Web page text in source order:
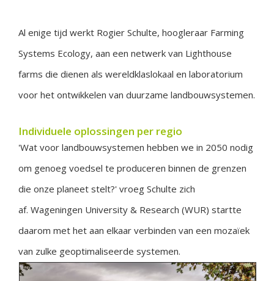
Al enige tijd werkt Rogier Schulte, hoogleraar Farming
Systems Ecology, aan een netwerk van Lighthouse
farms die dienen als wereldklaslokaal en laboratorium
voor het ontwikkelen van duurzame landbouwsystemen.
Individuele oplossingen per regio
'Wat voor landbouwsystemen hebben we in 2050 nodig
om genoeg voedsel te produceren binnen de grenzen
die onze planeet stelt?' vroeg Schulte zich
af. Wageningen University & Research (WUR) startte
daarom met het aan elkaar verbinden van een mozaïek
van zulke geoptimaliseerde systemen.